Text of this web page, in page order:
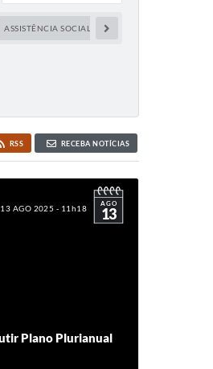
ASSISTÊNCIA SOCIAL
RSS RECEBA NOTÍCIAS
13 AGO 2025 - 11h18 AGO
13
Plano Plurianual